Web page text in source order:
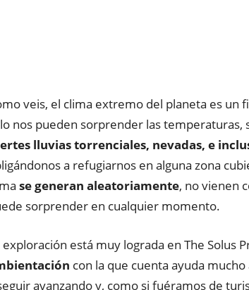
veis, el clima extremo del planeta es un
nos pueden sorprender las
lluvias torrenciales, nevadas, e
a refugiarnos en alguna zona
se generan aleatoriamente, no vienen
sorprender en cualquier momento.
exploración está muy lograda en The Solus
con la que cuenta ayuda
avanzando y, como si fuéramos de